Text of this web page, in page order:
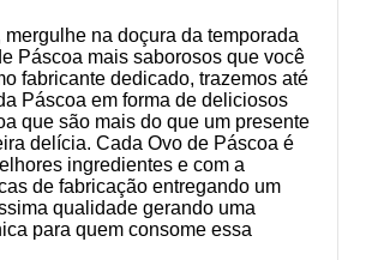
mergulhe na doçura da temporada
Páscoa mais saborosos que você
fabricante dedicado, trazemos até
Páscoa em forma de deliciosos
que são mais do que um presente
delícia. Cada Ovo de Páscoa é
ingredientes e com a
de fabricação entregando um
qualidade gerando uma
para quem consome essa